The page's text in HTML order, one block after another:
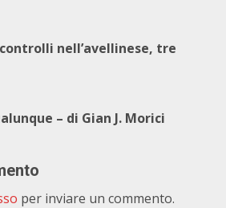
nell’avellinese, tre
– di Gian J. Morici
per inviare un commento.